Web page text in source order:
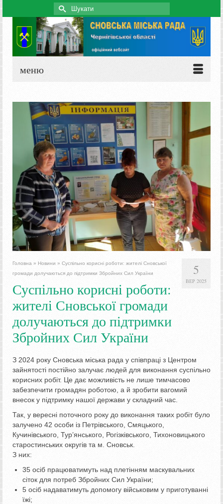
Search
for:
меню
5
ВЕР 2025
Головна » Новини » Суспільно корисні роботи: жителі Сновської
громади долучаються до підтримки Збройних Сил України
Суспільно корисні роботи:
жителі Сновської громади
долучаються до підтримки
Збройних Сил України
З 2024 року Сновська міська рада у співпраці з Центром
зайнятості постійно залучає людей для виконання суспільно
корисних робіт. Це дає можливість не лише тимчасово
забезпечити громадян роботою, а й зробити вагомий
внесок у підтримку нашої держави у складний час.
Так, у вересні поточного року до виконання таких робіт було
залучено 42 особи із Петрівського, Смяцького,
Кучинівського, Тур’янського, Рогізківського, Тихоновицького
старостинських округів та м. Сновськ.
З них:
35 осіб працюватимуть над плетінням маскувальних
сіток для потреб Збройних Сил України;
5 осіб надаватимуть допомогу військовим у приготуванні
їжі;